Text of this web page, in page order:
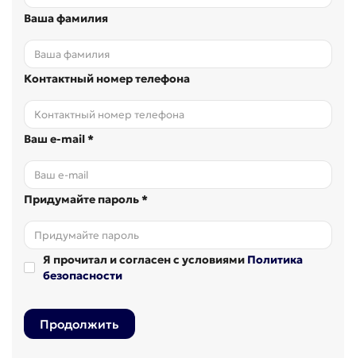
Ваша фамилия
Контактный номер телефона
Ваш e-mail *
Придумайте пароль *
Я прочитал и согласен с условиями Политика
безопасности
Продолжить